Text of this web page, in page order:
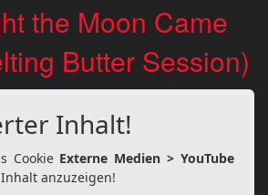
the Moon Came
Butter Session)
Inhalt!
Cookie Externe Medien > YouTube
anzuzeigen!